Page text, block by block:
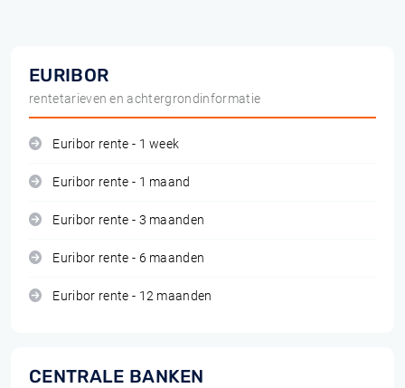
EURIBOR
rentetarieven en achtergrondinformatie
Euribor rente - 1 week
Euribor rente - 1 maand
Euribor rente - 3 maanden
Euribor rente - 6 maanden
Euribor rente - 12 maanden
CENTRALE BANKEN